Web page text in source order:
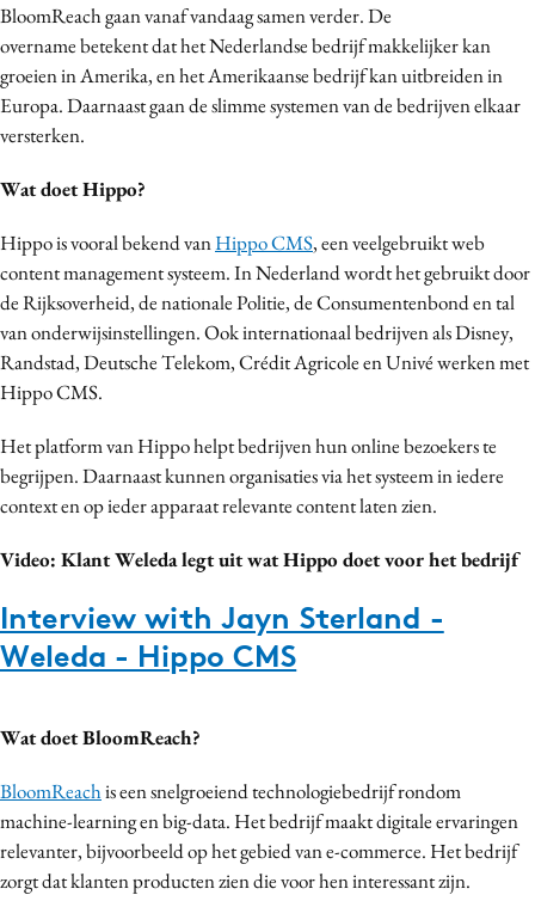
Partners
Topics
Artificial Intelligence
Bureaus
Campagnes
Contentmarketing
Craft
Customer Experience
Data & Insights
Design
Diversiteit
Effectiviteit
Influencer marketing
Interne communicatie
Martech
PR
Programmatic
Purpose Marketing
Reputatie & crisis
BloomReach gaan vanaf vandaag samen verder. De
overname betekent dat het Nederlandse bedrijf makkelijker kan
groeien in Amerika, en het Amerikaanse bedrijf kan uitbreiden in
Europa. Daarnaast gaan de slimme systemen van de bedrijven elkaar
versterken.
Wat doet Hippo?
Hippo is vooral bekend vanHippo CMS, een veelgebruikt web
content management systeem. In Nederland wordt het gebruikt door
de Rijksoverheid, de nationale Politie, de Consumentenbond en tal
van onderwijsinstellingen. Ook internationaal bedrijven als Disney,
Randstad, Deutsche Telekom, Crédit Agricole en Univé werken met
Hippo CMS.
Het platform van Hippo helpt bedrijven hun online bezoekers te
begrijpen. Daarnaast kunnen organisaties via het systeem in iedere
context en op ieder apparaat relevante content laten zien.
Video: Klant Weleda legt uit wat Hippo doet voor het bedrijf
Interview with Jayn Sterland -
Weleda - Hippo CMS
Wat doet BloomReach?
BloomReachis een snelgroeiend technologiebedrijf rondom
machine-learning en big-data. Het bedrijf maakt digitale ervaringen
relevanter, bijvoorbeeld op het gebied van e-commerce. Het bedrijf
zorgt dat klanten producten zien die voor hen interessant zijn.